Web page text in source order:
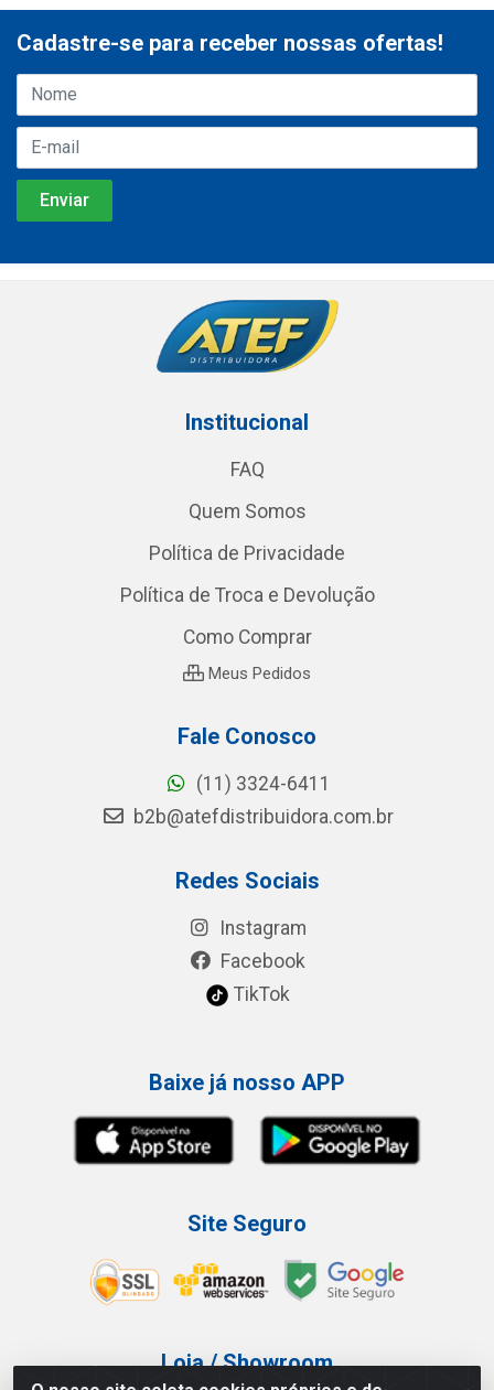
Cadastre-se para receber nossas ofertas!
Institucional
FAQ
Quem Somos
Política de Privacidade
Política de Troca e Devolução
Como Comprar
Meus Pedidos
Fale Conosco
(11) 3324-6411
b2b@atefdistribuidora.com.br
Redes Sociais
Instagram
Facebook
TikTok
Baixe já nosso APP
Site Seguro
Loja / Showroom